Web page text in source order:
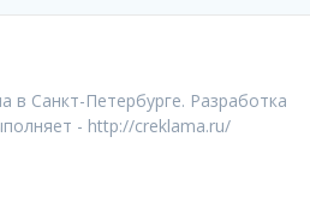
в Санкт-Петербурге. Разработка
- http://creklama.ru/